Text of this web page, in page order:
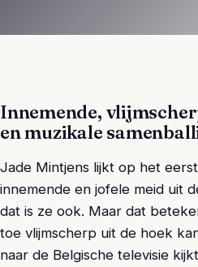
Innemende,
en muzikale
Jade Mintjens lijkt op het
innemende en jofele meid uit
dat is ze ook. Maar dat
toe vlijmscherp uit de hoek
naar de Belgische televisie